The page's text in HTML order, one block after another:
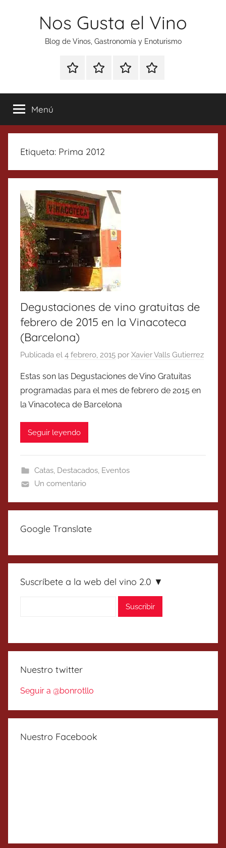
Nos Gusta el Vino
Blog de Vinos, Gastronomía y Enoturismo
Especial
Tonics
Enoturismo
Gastronomía
RankingContacto
Menú
Etiqueta: Prima 2012
Degustaciones de vino gratuitas de
febrero de 2015 en la Vinacoteca
(Barcelona)
Publicada el 4 febrero, 2015 por Xavier Valls Gutierrez
Estas son las Degustaciones de Vino Gratuitas
programadas para el mes de febrero de 2015 en
la Vinacoteca de Barcelona
Seguir leyendo
Catas, Destacados, Eventos
Un comentario
Google Translate
Suscríbete a la web del vino 2.0 ▼
Nuestro twitter
Seguir a @bonrotllo
Nuestro Facebook